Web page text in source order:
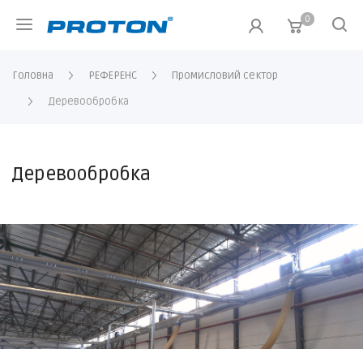
0
Головна РЕФЕРЕНС
Промисловий сектор
Деревообробка
Деревообробка